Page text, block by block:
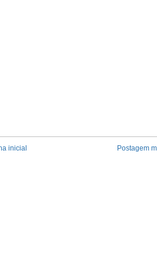
Postagem
inicial